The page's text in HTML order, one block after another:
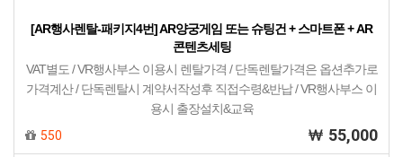
[AR행사렌탈-패키지4번] AR양궁게임 또는 슈팅건 + 스마트폰 + AR
콘텐츠세팅
VAT별도 / VR행사부스 이용시 렌탈가격 / 단독렌탈가격은 옵션추가로
가격계산 / 단독렌탈시 계약서작성후 직접수령&반납 / VR행사부스 이
용시 출장설치&교육
550
55,000